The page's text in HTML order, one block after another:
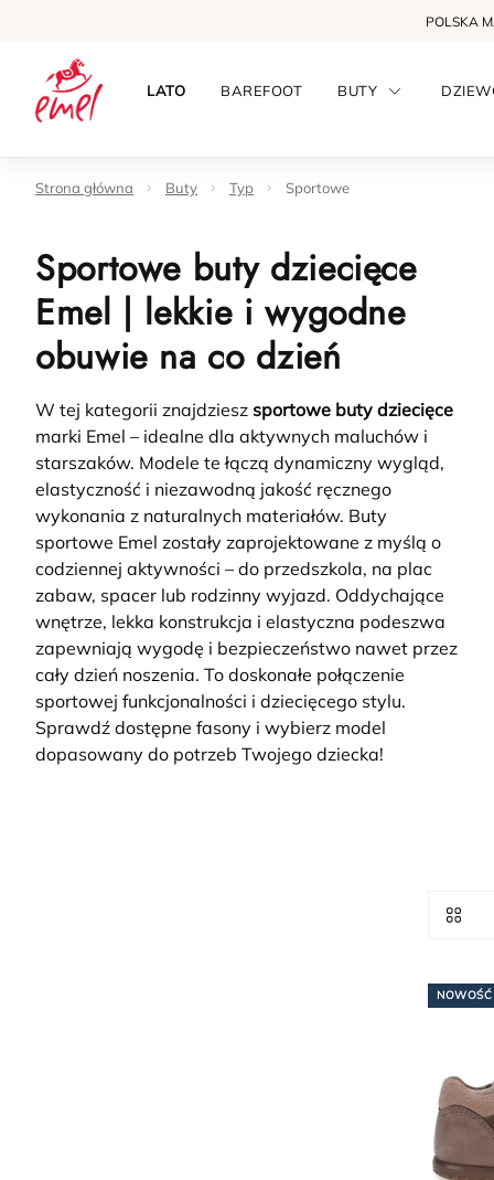
POLSKA
LATO BAREFOOT BUTY
Strona główna Buty Typ Sportowe
Sportowe buty dziecięce
Emel | lekkie i wygodne
obuwie na co dzień
W tej kategorii znajdziesz sportowe buty dziecięce
marki Emel – idealne dla aktywnych maluchów i
starszaków. Modele te łączą dynamiczny wygląd,
elastyczność i niezawodną jakość ręcznego
wykonania z naturalnych materiałów. Buty
sportowe Emel zostały zaprojektowane z myślą o
codziennej aktywności – do przedszkola, na plac
zabaw, spacer lub rodzinny wyjazd. Oddychające
wnętrze, lekka konstrukcja i elastyczna podeszwa
zapewniają wygodę i bezpieczeństwo nawet przez
cały dzień noszenia. To doskonałe połączenie
sportowej funkcjonalności i dziecięcego stylu.
Sprawdź dostępne fasony i wybierz model
dopasowany do potrzeb Twojego dziecka!
NOWOŚĆ